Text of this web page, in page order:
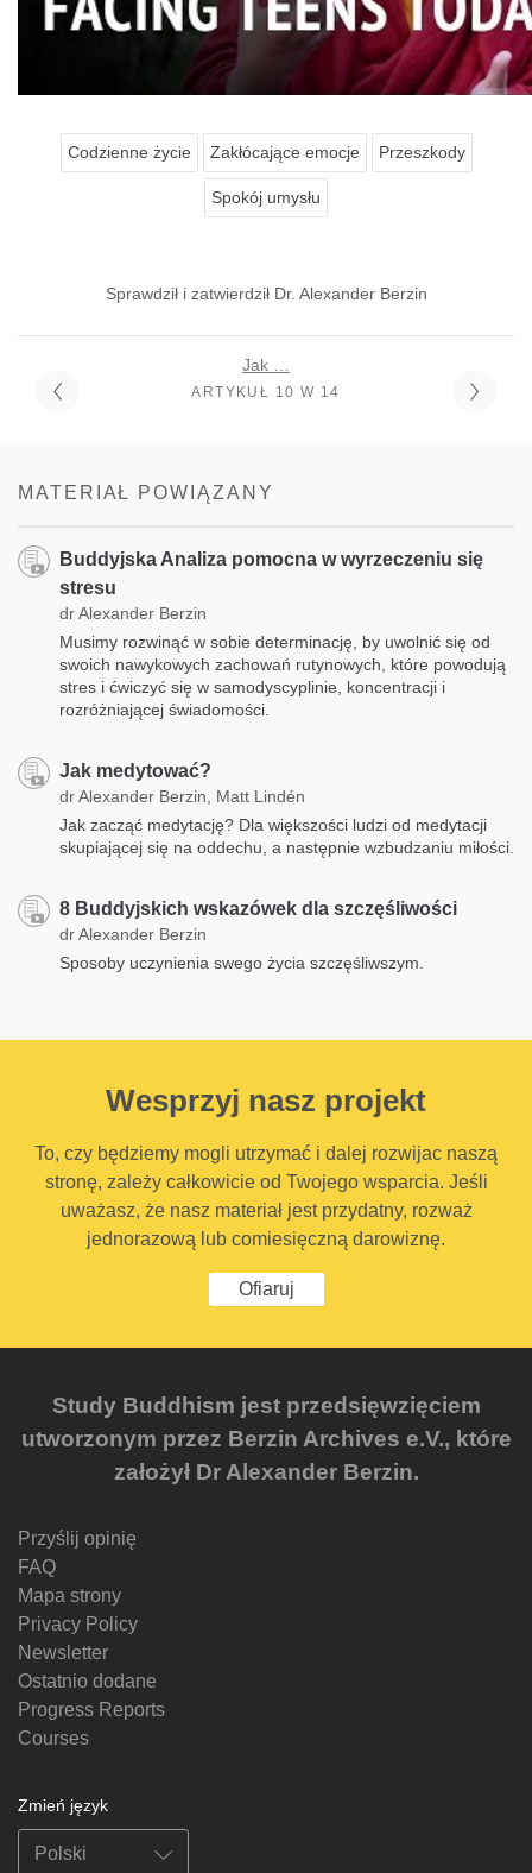
Codzienne życie Zakłócające emocje Przeszkody
Spokój umysłu
Sprawdził i zatwierdził Dr. Alexander Berzin
Jak …
ARTYKUŁ 10 W 14
MATERIAŁ POWIĄZANY
Buddyjska Analiza pomocna w wyrzeczeniu się
stresu
dr Alexander Berzin
Musimy rozwinąć w sobie determinację, by uwolnić się od
swoich nawykowych zachowań rutynowych, które powodują
stres i ćwiczyć się w samodyscyplinie, koncentracji i
rozróżniającej świadomości.
Jak medytować?
dr Alexander Berzin, Matt Lindén
Jak zacząć medytację? Dla większości ludzi od medytacji
skupiającej się na oddechu, a następnie wzbudzaniu miłości.
8 Buddyjskich wskazówek dla szczęśliwości
dr Alexander Berzin
Sposoby uczynienia swego życia szczęśliwszym.
Wesprzyj nasz projekt
To, czy będziemy mogli utrzymać i dalej rozwijac naszą
stronę, zależy całkowicie od Twojego wsparcia. Jeśli
uważasz, że nasz materiał jest przydatny, rozważ
jednorazową lub comiesięczną darowiznę.
Ofiaruj
Study Buddhism jest przedsięwzięciem
utworzonym przez Berzin Archives e.V., które
założył Dr Alexander Berzin.
Przyślij opinię
FAQ
Mapa strony
Privacy Policy
Newsletter
Ostatnio dodane
Progress Reports
Courses
Zmień język